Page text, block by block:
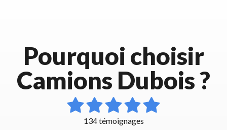
Pourquoi choisir
Camions Dubois ?
134 témoignages